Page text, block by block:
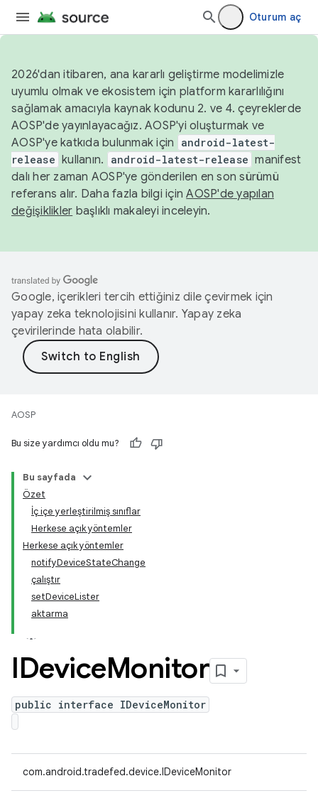
Oturum aç
2026'dan itibaren, ana kararlı geliştirme modelimizle
uyumlu olmak ve ekosistem için platform kararlılığını
sağlamak amacıyla kaynak kodunu 2. ve 4. çeyreklerde
AOSP'de yayınlayacağız. AOSP'yi oluşturmak ve
AOSP'ye katkıda bulunmak için
android-latest-
release kullanın. android-latest-release manifest
dalı her zaman AOSP'ye gönderilen en son sürümü
referans alır. Daha fazla bilgi içinAOSP'de yapılan
değişiklikler başlıklı makaleyi inceleyin.
Google, içerikleri tercih ettiğiniz dile çevirmek için
yapay zeka teknolojisini kullanır. Yapay zeka
çevirilerinde hata olabilir.
AOSP
Bu size yardımcı oldu mu?
Bu sayfada
Özet
İç içe yerleştirilmiş sınıflar
Herkese açık yöntemler
Herkese açık yöntemler
notifyDeviceStateChange
çalıştır
setDeviceLister
aktarma
IDeviceMonitor
public interface IDeviceMonitor
com.android.tradefed.device.IDeviceMonitor